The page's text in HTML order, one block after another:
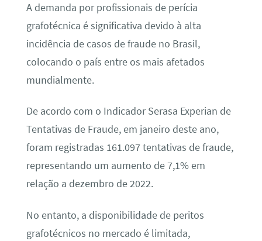
A demanda por profissionais de perícia
grafotécnica é significativa devido à alta
incidência de casos de fraude no Brasil,
colocando o país entre os mais afetados
mundialmente.
De acordo com o Indicador Serasa Experian de
Tentativas de Fraude, em janeiro deste ano,
foram registradas 161.097 tentativas de fraude,
representando um aumento de 7,1% em
relação a dezembro de 2022.
No entanto, a disponibilidade de peritos
grafotécnicos no mercado é limitada,